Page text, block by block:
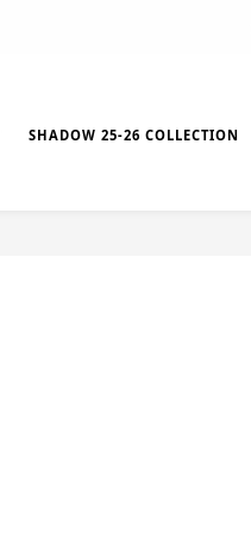
SHADOW 25-26 COLLECTION